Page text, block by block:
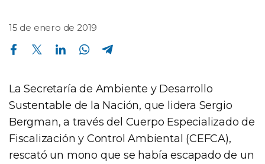
15 de enero de 2019
Compartir en Facebook Compartir en Twitter Compartir en Linkedin Compartir en Whatsapp
La Secretaría de Ambiente y Desarrollo
Sustentable de la Nación, que lidera Sergio
Bergman, a través del Cuerpo Especializado de
Fiscalización y Control Ambiental (CEFCA),
rescató un mono que se había escapado de un